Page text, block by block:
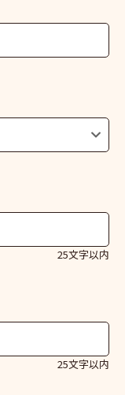
25文字以内
25文字以内